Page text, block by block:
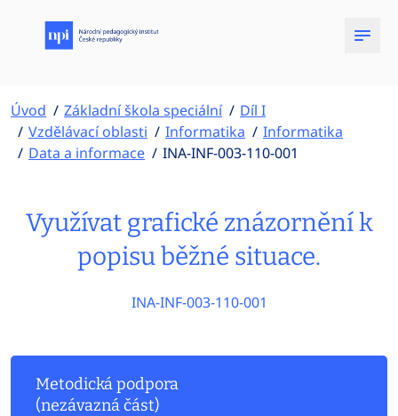
Úvod Základní škola speciální
Díl I
Vzdělávací oblasti
Informatika
Informatika
Data a informace
INA-INF-003-110-001
Využívat grafické znázornění k
popisu běžné situace.
INA-INF-003-110-001
Metodická podpora
(nezávazná část)